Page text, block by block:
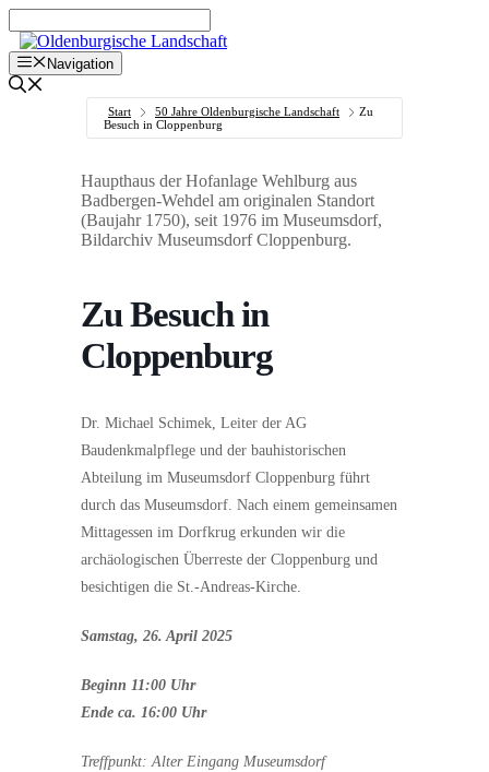
Inhalt
springenNavigation
Start 50 Jahre Oldenburgische Landschaft
Zu
Besuch in Cloppenburg
Haupthaus der Hofanlage Wehlburg aus
Badbergen-Wehdel am originalen Standort
(Baujahr 1750), seit 1976 im Museumsdorf,
Bildarchiv Museumsdorf Cloppenburg.
Zu Besuch in
Cloppenburg
Dr. Michael Schimek, Leiter der AG
Baudenkmalpflege und der bauhistorischen
Abteilung im Museumsdorf Cloppenburg führt
durch das Museumsdorf. Nach einem gemeinsamen
Mittagessen im Dorfkrug erkunden wir die
archäologischen Überreste der Cloppenburg und
besichtigen die St.-Andreas-Kirche.
Samstag, 26. April 2025
Beginn 11:00 Uhr
Ende ca. 16:00 Uhr
Treffpunkt: Alter Eingang Museumsdorf